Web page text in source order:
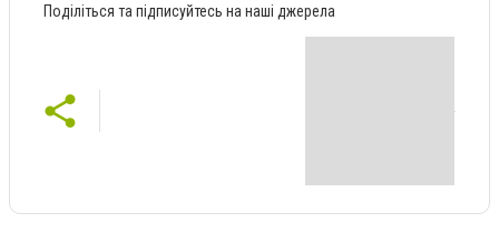
Поділіться та підписуйтесь на наші джерела